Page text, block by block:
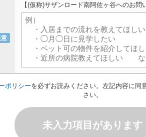
【(仮称)サザンロード南阿佐ヶ谷へのお問
ポリシーを必ずお読みください。左記内容に同
さい。
未入力項目があります